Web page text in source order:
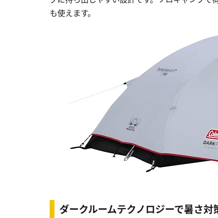
も使えます。
ダークルームテクノロジーで暑さ対